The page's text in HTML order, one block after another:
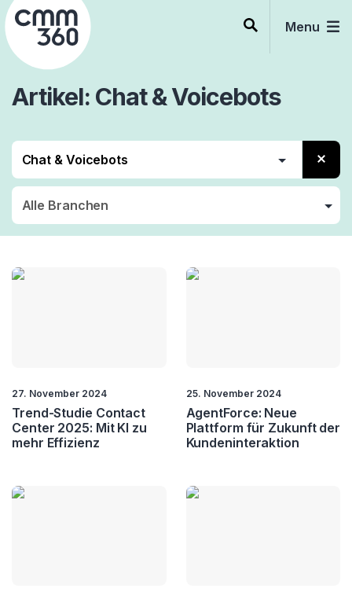
Skip
to
content
Menu
Artikel Chat & Voicebots
Technologie
Automation Avatare
Drohnen ERP
27. November 2024
Trend-Studie Contact
Center 2025: Mit KI zu
mehr Effizienz
25. November 2024
AgentForce: Neue
Plattform für Zukunft der
Kundeninteraktion